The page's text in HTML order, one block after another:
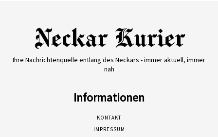
Ihre Nachrichtenquelle entlang des Neckars - immer aktuell, immer
nah
Informationen
KONTAKT
IMPRESSUM